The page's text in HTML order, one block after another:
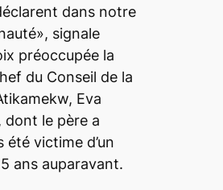
dans notre
signale
préoccupée la
du Conseil de la
Eva
dont le père a
été victime d’un
ans auparavant.